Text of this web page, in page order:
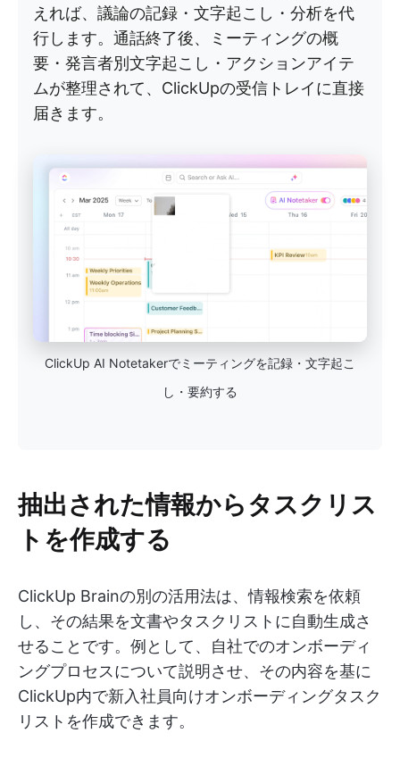
えれば、議論の記録・文字起こし・分析を代
行します。通話終了後、ミーティングの概
要・発言者別文字起こし・アクションアイテ
ムが整理されて、ClickUpの受信トレイに直接
届きます。
ClickUp AI Notetakerでミーティングを記録・文字起こ
し・要約する
抽出された情報からタスクリス
トを作成する
ClickUp Brainの別の活用法は、情報検索を依頼
し、その結果を文書やタスクリストに自動生成さ
せることです。例として、自社でのオンボーディ
ングプロセスについて説明させ、その内容を基に
ClickUp内で新入社員向けオンボーディングタスク
リストを作成できます。